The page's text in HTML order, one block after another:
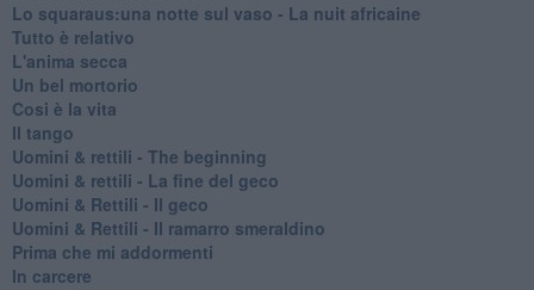
Lo squaraus:una notte sul vaso - La nuit africaine
Tutto è relativo
L'anima secca
Un bel mortorio
Cosi è la vita
Il tango
​Uomini & rettili - The beginning
​Uomini & rettili - La fine del geco
Uomini & Rettili - Il geco
Uomini & Rettili - Il ramarro smeraldino
Prima che mi addormenti
In carcere